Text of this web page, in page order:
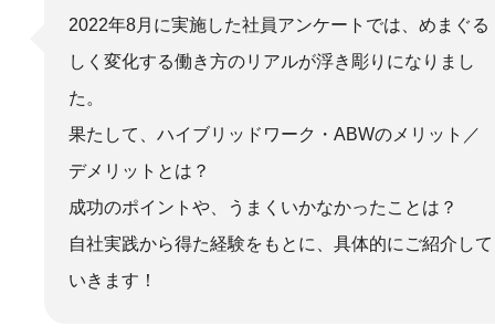
2022年8月に実施した社員アンケートでは、めまぐる
しく変化する働き方のリアルが浮き彫りになりまし
た。
果たして、ハイブリッドワーク・ABWのメリット／
デメリットとは？
成功のポイントや、うまくいかなかったことは？
自社実践から得た経験をもとに、具体的にご紹介して
いきます！